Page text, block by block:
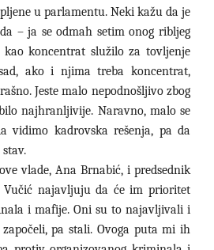
u parlamentu. Neki kažu da je
– ja se odmah setim onog ribljeg
kao koncentrat služilo za tovljenje
ako i njima treba koncentrat,
Jeste malo nepodnošljivo zbog
najhranljivije. Naravno, malo se
vidimo kadrovska rešenja, pa da
vlade, Ana Brnabić, i predsednik
Vučić najavljuju da će im prioritet
i mafije. Oni su to najavljivali i
započeli, pa stali. Ovoga puta mi ih